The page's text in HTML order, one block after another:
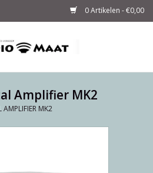
0 Artikelen - €0,00
Amplifier MK2
MK2